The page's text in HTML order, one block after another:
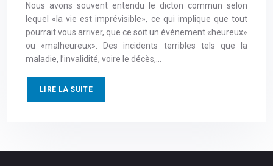
Nous avons souvent entendu le dicton commun selon
lequel «la vie est imprévisible», ce qui implique que tout
pourrait vous arriver, que ce soit un événement «heureux»
ou «malheureux». Des incidents terribles tels que la
maladie, l’invalidité, voire le décès,…
LIRE LA SUITE